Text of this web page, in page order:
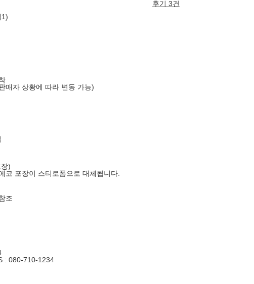
후기 3건
1)
매자 상황에 따라 변동 가능)
)
코 포장이 스티로폼으로 대체됩니다.
조
: 080-710-1234